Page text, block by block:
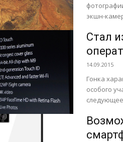
экшн-
Стал
iPad
14.09.2015
Гонка
особого